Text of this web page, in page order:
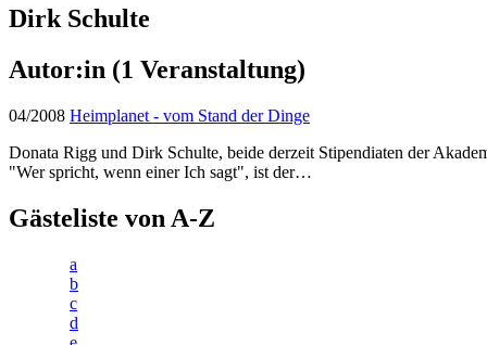
Dirk Schulte
Autor:in (1 Veranstaltung)
04/2008 Heimplanet - vom Stand der Dinge
Donata Rigg und Dirk Schulte, beide derzeit Stipendiaten der
"Wer spricht, wenn einer Ich sagt", ist der…
Gästeliste von A-Z
a
b
c
d